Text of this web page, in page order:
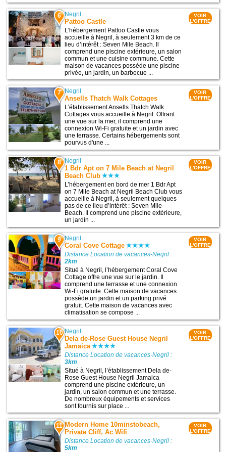
6 Negril
Pattoo Castle
L’hébergement Pattoo Castle vous
accueille à Negril, à seulement 3 km de ce
lieu d’intérêt : Seven Mile Beach. Il
comprend une piscine extérieure, un salon
commun et une cuisine commune. Cette
maison de vacances possède une piscine
privée, un jardin, un barbecue ...
VOIR
L'OFFRE
7 Negril
Ansells Thatch Walk Cottages
L’établissement Ansells Thatch Walk
Cottages vous accueille à Negril. Offrant
une vue sur la mer, il comprend une
connexion Wi-Fi gratuite et un jardin avec
une terrasse. Certains hébergements sont
pourvus d'une ...
VOIR
L'OFFRE
8 Negril
1 Bdr Apt on 7 Mile Beach at Negril
Beach Club
L’hébergement en bord de mer 1 Bdr Apt
on 7 Mile Beach at Negril Beach Club vous
accueille à Negril, à seulement quelques
pas de ce lieu d’intérêt : Seven Mile
Beach. Il comprend une piscine extérieure,
un jardin ...
VOIR
L'OFFRE
9 Negril
Coral Cove Cottage
Distance Location de vacances-Negril :
2km
Situé à Negril, l’hébergement Coral Cove
Cottage offre une vue sur le jardin. Il
comprend une terrasse et une connexion
Wi-Fi gratuite. Cette maison de vacances
possède un jardin et un parking privé
gratuit. Cette maison de vacances avec
climatisation se compose ...
VOIR
L'OFFRE
10 Negril
Dela de-Rose Guest House Negril
Jamaica
Distance Location de vacances-Negril :
3km
Situé à Negril, l’établissement Dela de-
Rose Guest House Negril Jamaica
comprend une piscine extérieure, un
jardin, un salon commun et une terrasse.
De nombreux équipements et services
sont fournis sur place ...
VOIR
L'OFFRE
11 Modern Home 10minstobeach,
Private Cliff, Ac Wifi
Distance Location de vacances-Negril :
5km
VOIR
L'OFFRE